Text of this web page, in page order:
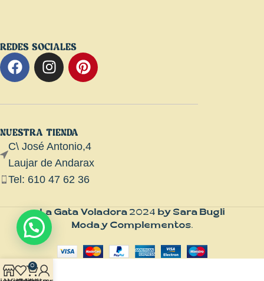
REDES SOCIALES
NUESTRA TIENDA
C\ José Antonio,4
Laujar de Andarax
Tel: 610 47 62 36
La Gata Voladora 2024 by Sara Bugli
Moda y Complementos.
0